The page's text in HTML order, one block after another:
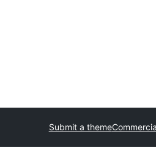
Submit a theme